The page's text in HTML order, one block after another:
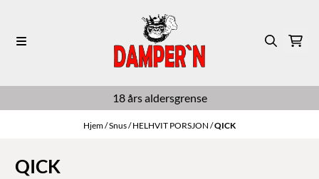
18 års aldersgrense
Hjem/Snus/HELHVIT PORSJON /QICK
QICK